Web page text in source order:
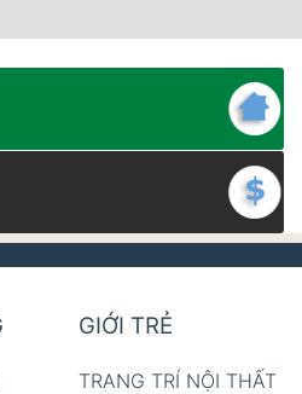
GIỚI TRẺ
TRANG TRÍ NỘI THẤT